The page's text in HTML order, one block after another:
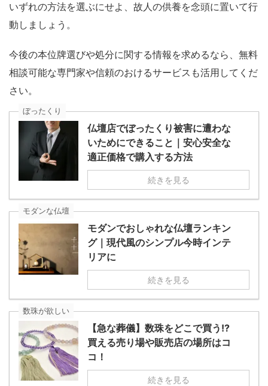
いずれの方法を選ぶにせよ、故人の供養を念頭に置いて行
動しましょう。
今後の本位牌選びや処分に関する情報を求めるなら、無料
相談可能な専門家や信頼のおけるサービスも活用してくだ
さい。
ぼったくり
仏壇店でぼったくり被害に遭わな
いためにできること｜安心安全な
適正価格で購入する方法
続きを見る
モダンな仏壇
モダンでおしゃれな仏壇ランキン
グ｜現代風のシンプル今時インテ
リアに
続きを見る
数珠が欲しい
【急な葬儀】数珠をどこで買う!?
買える売り場や販売店の場所はコ
コ！
続きを見る